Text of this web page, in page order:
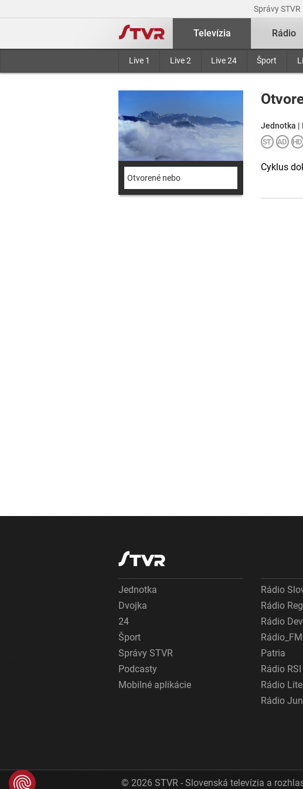
Správy STVR
Televízia
Live 1 Live 2 Live 24 Šport
Rádio
Otvorené nebo
Jednotka |
Cyklus
Jednotka
Dvojka
24
Šport
Správy STVR
Podcasty
Mobilné aplikácie
Rádio
Rádio
Rádio
Rádio_FM
Patria
Rádio RSI
Rádio
Rádio
© 2026 STVR - Slovenská televízia a